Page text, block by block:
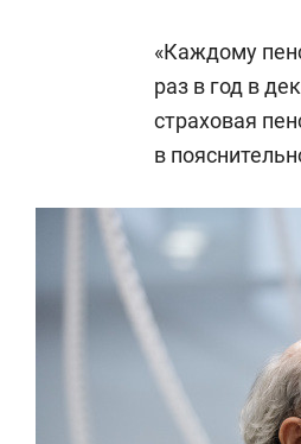
«Каждому
раз в год в
страховая
в
150 камер до квартиры
ID вместо ключа: